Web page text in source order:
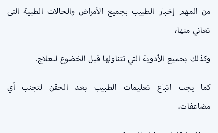
من المهم إخبار الطبيب بجميع الأمراض والحالات الطبية التي
تعاني منها،
وكذلك بجميع الأدوية التي تتناولها قبل الخضوع للعلاج.
كما يجب اتباع تعليمات الطبيب بعد الحقن لتجنب أي
مضاعفات.